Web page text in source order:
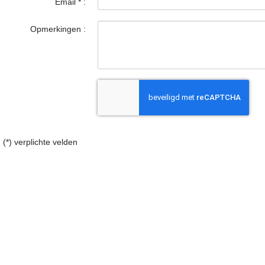
Opmerkingen :
(*) verplichte velden